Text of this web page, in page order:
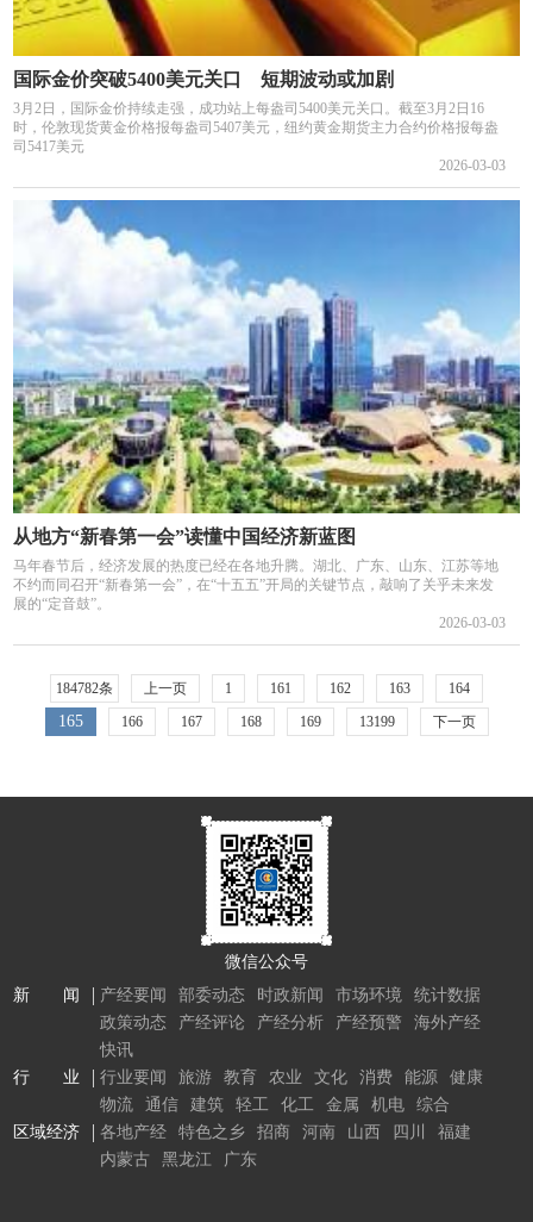
国际金价突破5400美元关口 短期波动或加剧
3月2日，国际金价持续走强，成功站上每盎司5400美元关口。截至3月2日16
时，伦敦现货黄金价格报每盎司5407美元，纽约黄金期货主力合约价格报每盎
司5417美元
2026-03-03
从地方“新春第一会”读懂中国经济新蓝图
马年春节后，经济发展的热度已经在各地升腾。湖北、广东、山东、江苏等地
不约而同召开“新春第一会”，在“十五五”开局的关键节点，敲响了关乎未来发
展的“定音鼓”。
2026-03-03
184782条 上一页 1 161 162 163 164
165 166 167 168 169 13199 下一页
微信公众号
新 闻
产经要闻 部委动态 时政新闻 市场环境
统计数据
政策动态
产经评论 产经分析 产经预警
海外产经
快讯
行 业
行业要闻 旅游 教育 农业 文化 消费 能源
健康
物流
通信 建筑 轻工 化工 金属 机电
综合
区域经济
各地产经 特色之乡 招商 河南 山西 四川
福建
内蒙古
黑龙江 广东